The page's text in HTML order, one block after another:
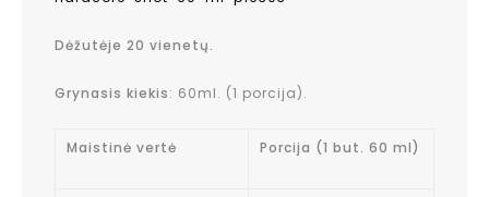
Dėžutėje 20 vienetų.
Grynasis kiekis: 60ml. (1 porcija).
Maistinė vertė Porcija (1 but. 60 ml)